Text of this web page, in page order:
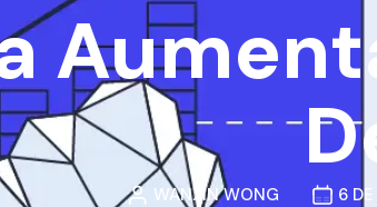
WANXIN WONG 6